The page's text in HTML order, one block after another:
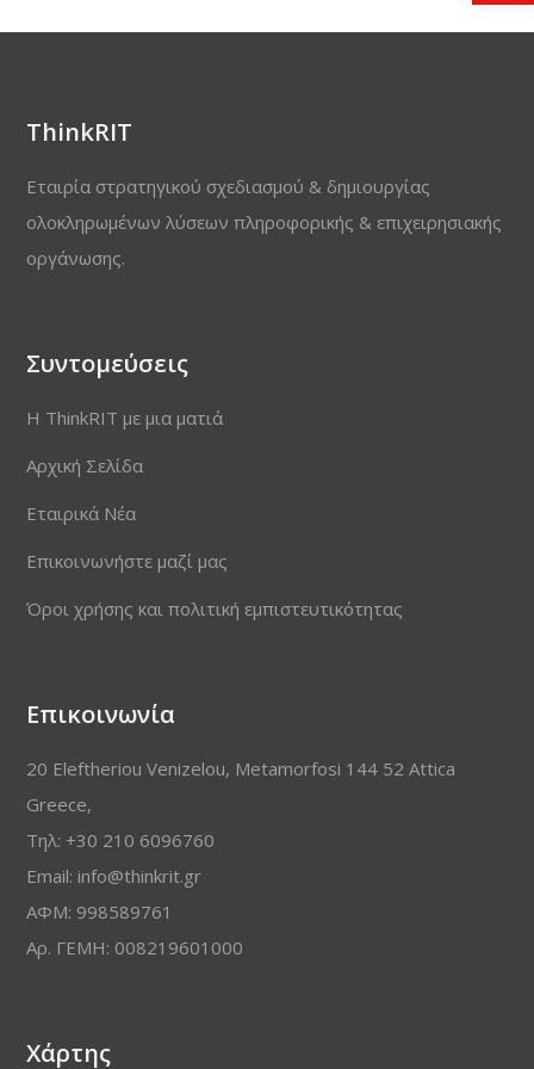
ThinkRIT
Εταιρία στρατηγικού σχεδιασμού & δημιουργίας
ολοκληρωμένων λύσεων πληροφορικής & επιχειρησιακής
οργάνωσης.
Συντομεύσεις
Η ThinkRIT με μια ματιά
Αρχική Σελίδα
Εταιρικά Νέα
Επικοινωνήστε μαζί μας
Όροι χρήσης και πολιτική εμπιστευτικότητας
Επικοινωνία
20 Eleftheriou Venizelou, Metamorfosi 144 52 Attica
Greece,
Τηλ: +30 210 6096760
Email: info@thinkrit.gr
ΑΦΜ: 998589761
Αρ. ΓΕΜΗ: 008219601000
Χάρτης